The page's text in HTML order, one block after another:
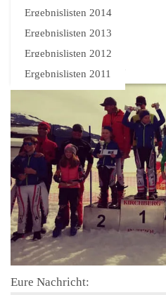
Ergebnislisten 2014
Ergebnislisten 2013
Ergebnislisten 2012
Ergebnislisten 2011
Bilder
Eure Nachricht: